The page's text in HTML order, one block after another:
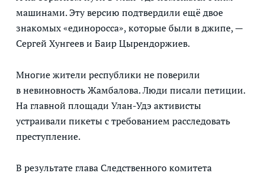
машинами. Эту версию подтвердили ещё двое
знакомых «единоросса», которые были в джипе, —
Сергей Хунгеев и Баир Цырендоржиев.
Многие жители республики не поверили
в невиновность Жамбалова. Люди писали петиции.
На главной площади Улан-Удэ активисты
устраивали пикеты с требованием расследовать
преступление.
В результате глава Следственного комитета